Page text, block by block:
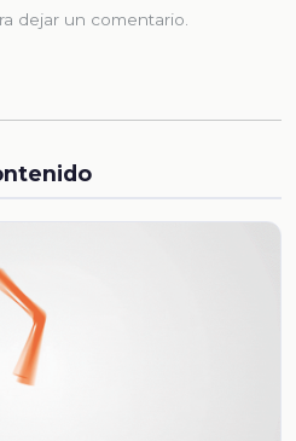
dejar un comentario.